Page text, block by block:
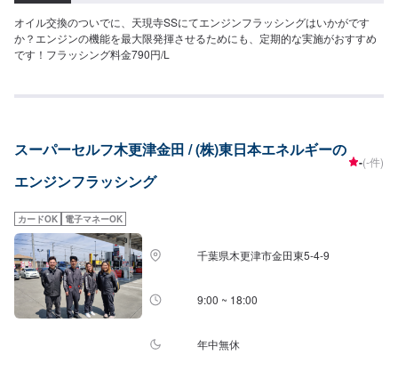
オイル交換のついでに、天現寺SSにてエンジンフラッシングはいかがです
か？エンジンの機能を最大限発揮させるためにも、定期的な実施がおすすめ
です！フラッシング料金790円/L
スーパーセルフ木更津金田 / (株)東日本エネルギーの
エンジンフラッシング
-(-件)
カードOK 電子マネーOK
千葉県木更津市金田東5-4-9
9:00 ~ 18:00
年中無休